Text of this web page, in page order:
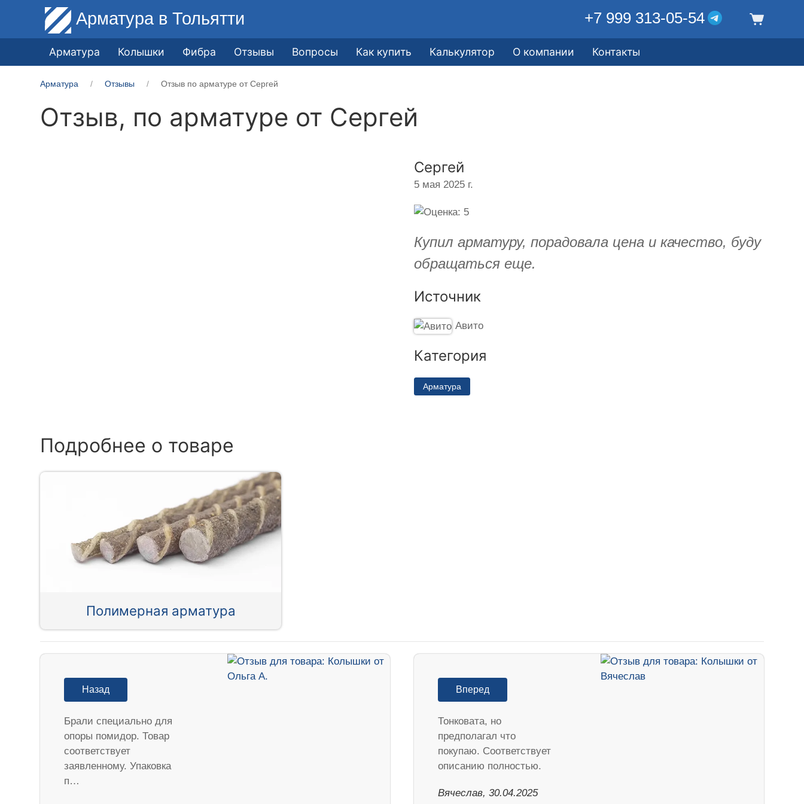
Арматура в Тольятти +7 999 313-05-54
Арматура Колышки Фибра Отзывы Вопросы Как купить Калькулятор О компании Контакты
Арматура Отзывы Отзыв по арматуре от Сергей
Отзыв, по арматуре от Сергей
Сергей
5 мая 2025 г.
Купил арматуру, порадовала цена и качество, буду
обращаться еще.
Источник
Авито
Категория
Арматура
Подробнее о товаре
Полимерная арматура
Назад
Брали специально для
опоры помидор. Товар
соответствует
заявленному. Упаковка
п…
Вперед
Тонковата, но
предполагал что
покупаю. Соответствует
описанию полностью.
Вячеслав, 30.04.2025